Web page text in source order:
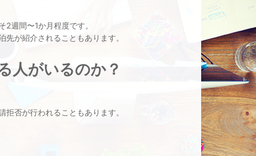
週間〜1か月程度です。
が紹介されることもあります。
人がいるのか？
否が行われることもあります。